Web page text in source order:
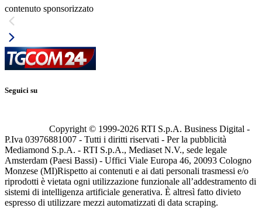
contenuto sponsorizzato
Seguici su
Copyright © 1999-2026 RTI S.p.A. Business Digital -
P.Iva 03976881007 - Tutti i diritti riservati - Per la pubblicità
Mediamond S.p.A. - RTI S.p.A., Mediaset N.V., sede legale
Amsterdam (Paesi Bassi) - Uffici Viale Europa 46, 20093 Cologno
Monzese (MI)Rispetto ai contenuti e ai dati personali trasmessi e/o
riprodotti è vietata ogni utilizzazione funzionale all’addestramento di
sistemi di intelligenza artificiale generativa. È altresì fatto divieto
espresso di utilizzare mezzi automatizzati di data scraping.